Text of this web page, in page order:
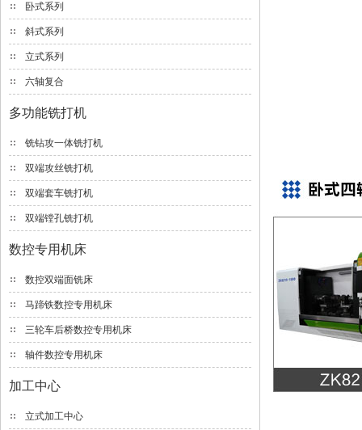
卧式系列
斜式系列
立式系列
六轴复合
多功能铣打机
铣钻攻一体铣打机
双端攻丝铣打机
双端套车铣打机
双端镗孔铣打机
数控专用机床
数控双端面铣床
马蹄铁数控专用机床
三轮车后桥数控专用机床
轴件数控专用机床
加工中心
立式加工中心